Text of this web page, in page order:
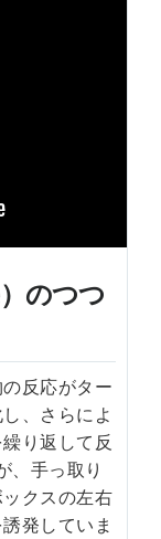
）のつつ
反応がター
、さらによ
り返して反
、手っ取り
クスの左右
発していま